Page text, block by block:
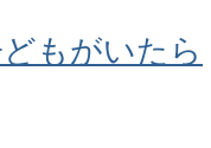
もがいたら